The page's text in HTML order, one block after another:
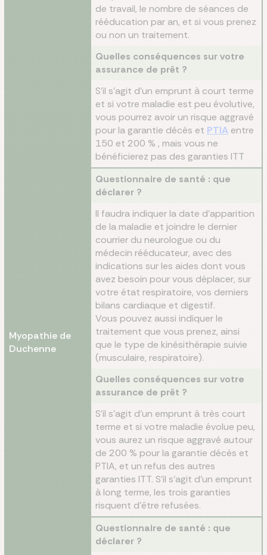
de travail, le nombre de séances de
rééducation par an, et si vous prenez
ou non un traitement.
Quelles conséquences sur votre
assurance de prêt ?
S’il s’agit d’un emprunt à court terme
et si votre maladie est peu évolutive,
vous pourrez avoir un risque aggravé
pour la garantie décès et PTIA entre
150 et 200 % , mais vous ne
bénéficierez pas des garanties ITT
Myopathie de
Duchenne
Questionnaire de santé : que
déclarer ?
Il faudra indiquer la date d’apparition
de la maladie et joindre le dernier
courrier du neurologue ou du
médecin rééducateur, avec des
indications sur les aides dont vous
avez besoin pour vous déplacer, sur
votre état respiratoire, vos derniers
bilans cardiaque et digestif.
Vous pouvez aussi indiquer le
traitement que vous prenez, ainsi
que le type de kinésithérapie suivie
(musculaire, respiratoire).
Quelles conséquences sur votre
assurance de prêt ?
S’il s’agit d’un emprunt à très court
terme et si votre maladie évolue peu,
vous aurez un risque aggravé autour
de 200 % pour la garantie décès et
PTIA, et un refus des autres
garanties ITT. S’il s’agit d’un emprunt
à long terme, les trois garanties
risquent d’être refusées.
Questionnaire de santé : que
déclarer ?